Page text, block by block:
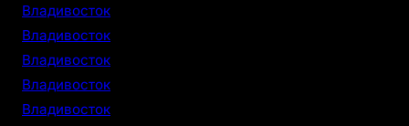
Владивосток
Владивосток
Владивосток
Владивосток
Владивосток